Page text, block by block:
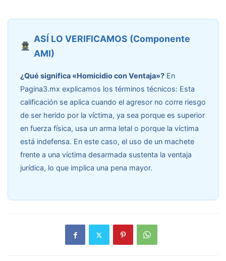
ASÍ LO VERIFICAMOS (Componente
AMI)
¿Qué significa «Homicidio con Ventaja»? En
Pagina3.mx explicamos los términos técnicos: Esta
calificación se aplica cuando el agresor no corre riesgo
de ser herido por la víctima, ya sea porque es superior
en fuerza física, usa un arma letal o porque la víctima
está indefensa. En este caso, el uso de un machete
frente a una víctima desarmada sustenta la ventaja
jurídica, lo que implica una pena mayor.